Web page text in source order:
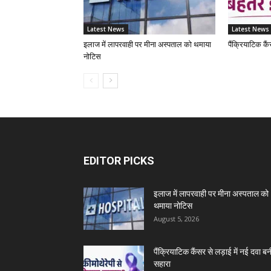
Latest News
इलाज में लापरवाही पर मीना अस्पताल को थमाया
नोटिस
Latest News
पैंक्रियाटिक
EDITOR PICKS
इलाज में लापरवाही पर मीना अस्पताल को
थमाया नोटिस
August 5, 2026
पैंक्रियाटिक कैंसर से लड़ाई में नई दवा
सहारा